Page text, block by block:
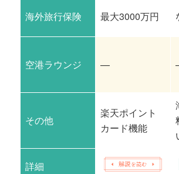
海外旅行保険 最大3000万円
空港ラウンジ —
その他
楽天ポイント
カード機能
詳細